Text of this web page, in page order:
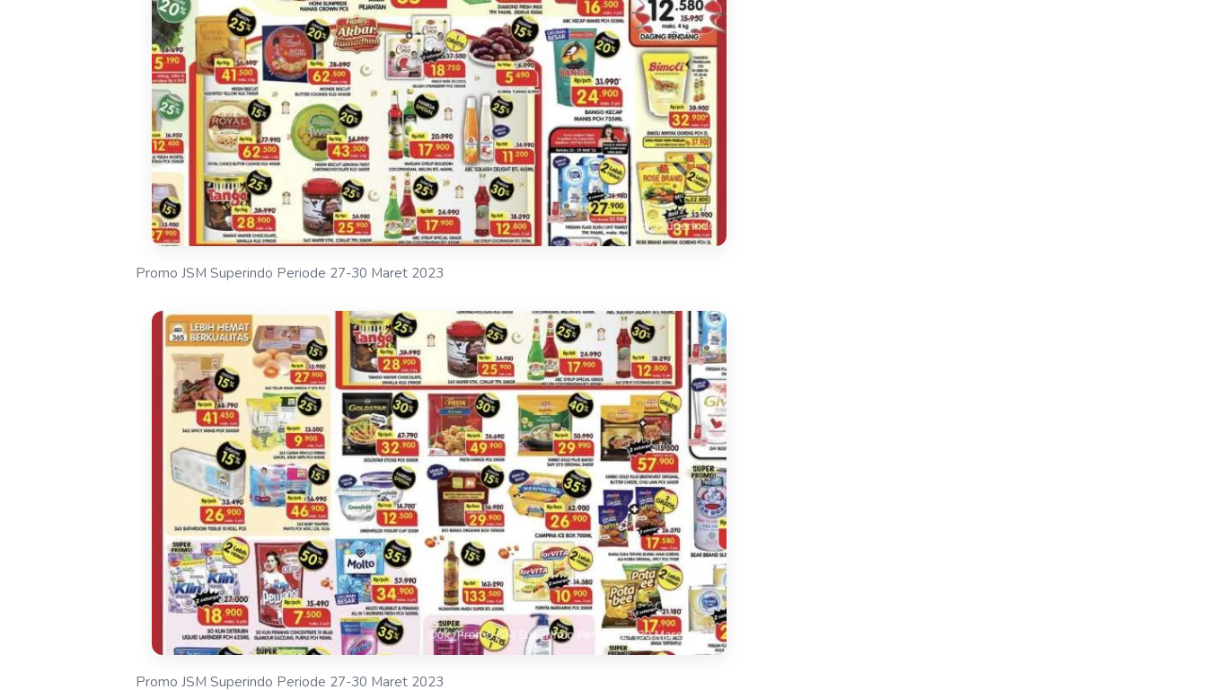
Promo JSM Superindo Periode 27-30 Maret 2023
Promo JSM Superindo Periode 27-30 Maret 2023